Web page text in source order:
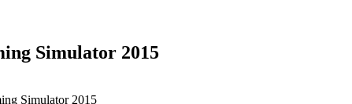
Simulator 2015